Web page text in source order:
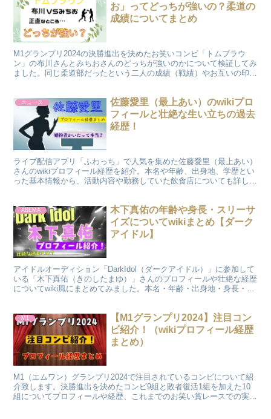
お」ってどっちが強いの？柔道の
成績についてまとめ
M1グランプリ2024の決勝進出を決めたお笑いコンビ「トムブラウ
ン」の布川さんとみちおさんのどっちが強いのかについて検証してみ
ました。同じ柔道部だったという二人の成績（戦績）やお互いの印象
ニュース
佐藤愛里（最上あい）のwikiプロ
フィールと壮絶な生い立ちの過去
経歴！
ライブ配信アプリ「ふわっち」で人気を集めた佐藤愛里（最上あい）
さんのwikiプロフィール経歴を紹介。本名や年齢、出身地、学歴とい
った基本情報から、活動内容や勤務していた飲食店についても詳しく
ABEMA
木下真佑の年齢や身長・スリーサ
イズについてwikiまとめ【ダーク
アイドル】
アイドルオーディション「DarkIdol（ダークアイドル）」に参加して
いる「木下真佑（きのしたまゆ）」さんのプロフィールや壮絶な経歴
についてwiki風にまとめてみました。本名・年齢・出身地・身長・ス
M1
【M1グランプリ2024】注目コン
ビ紹介！（wikiプロフィール経歴
まとめ）
M1（エムワン）グランプリ2024で注目されているコンビについて紹
介致します。決勝進出を決めたコンビ9組と敗者復活1組を加えた10
組についてプロフィールや経歴、これまでのお笑い賞レースでの実績